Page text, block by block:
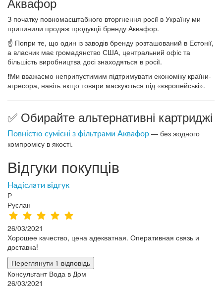
З початку повномасштабного вторгнення росії в Україну ми
припинили продаж продукції бренду Аквафор.
☝️ Попри те, що один із заводів бренду розташований в Естонії,
а власник має громадянство США, центральний офіс та
більшість виробництва досі знаходяться в росії.
❗️Ми вважаємо неприпустимим підтримувати економіку країни-
агресора, навіть якщо товари маскуються під «європейські».
✅ Обирайте альтернативні картриджі
Повністю сумісні з фільтрами Аквафор — без жодного
компромісу в якості.
Відгуки покупців
Надіслати відгук
Р
Руслан
26/03/2021
Хорошее качество, цена адекватная. Оперативная связь и
доставка!
Переглянути 1 відповідь
Консультант Вода в Дом
26/03/2021